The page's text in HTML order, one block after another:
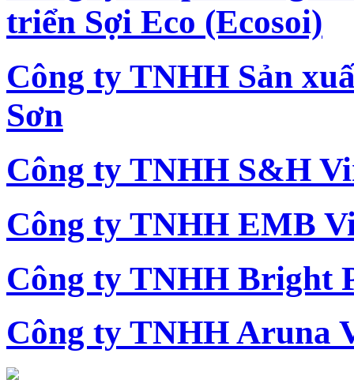
triển Sợi Eco (Ecosoi)
Công ty TNHH Sản
Sơn
Công ty TNHH S&H
Công ty TNHH EMB
Công ty TNHH Bright
Công ty TNHH Aruna